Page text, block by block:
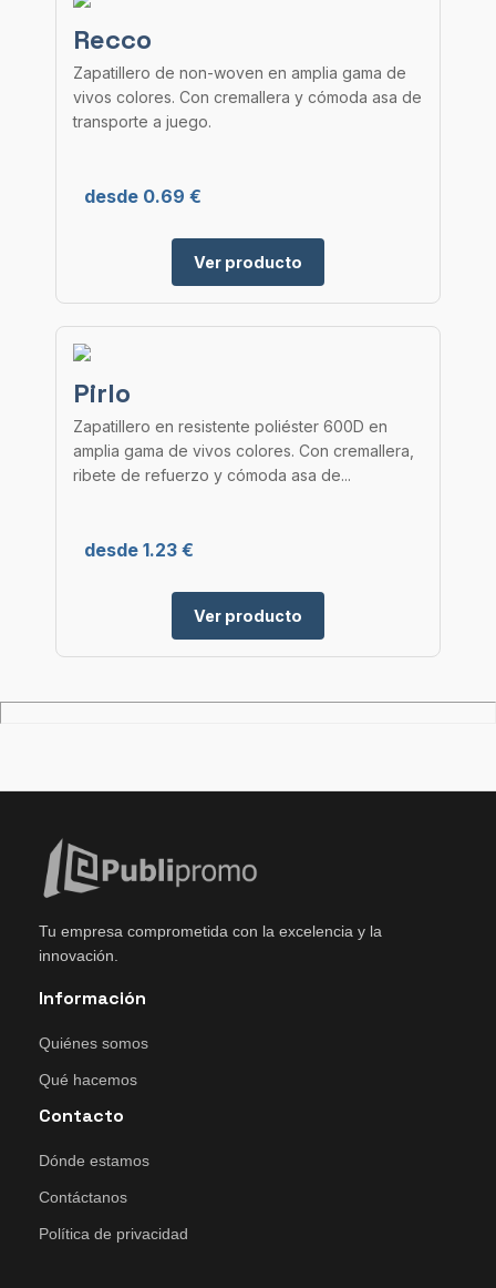
Recco
Zapatillero de non-woven en amplia gama de
vivos colores. Con cremallera y cómoda asa de
transporte a juego.
desde 0.69 €
Ver producto
Pirlo
Zapatillero en resistente poliéster 600D en
amplia gama de vivos colores. Con cremallera,
ribete de refuerzo y cómoda asa de...
desde 1.23 €
Ver producto
Tu empresa comprometida con la excelencia y la
innovación.
Información
Quiénes somos
Qué hacemos
Contacto
Dónde estamos
Contáctanos
Política de privacidad